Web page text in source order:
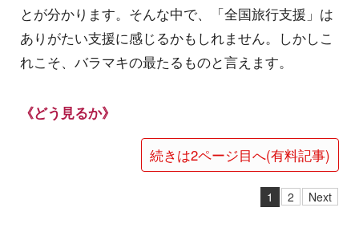
とが分かります。そんな中で、「全国旅行支援」は
ありがたい支援に感じるかもしれません。しかしこ
れこそ、バラマキの最たるものと言えます。
《どう見るか》
続きは2ページ目へ(有料記事)
1 2 Next